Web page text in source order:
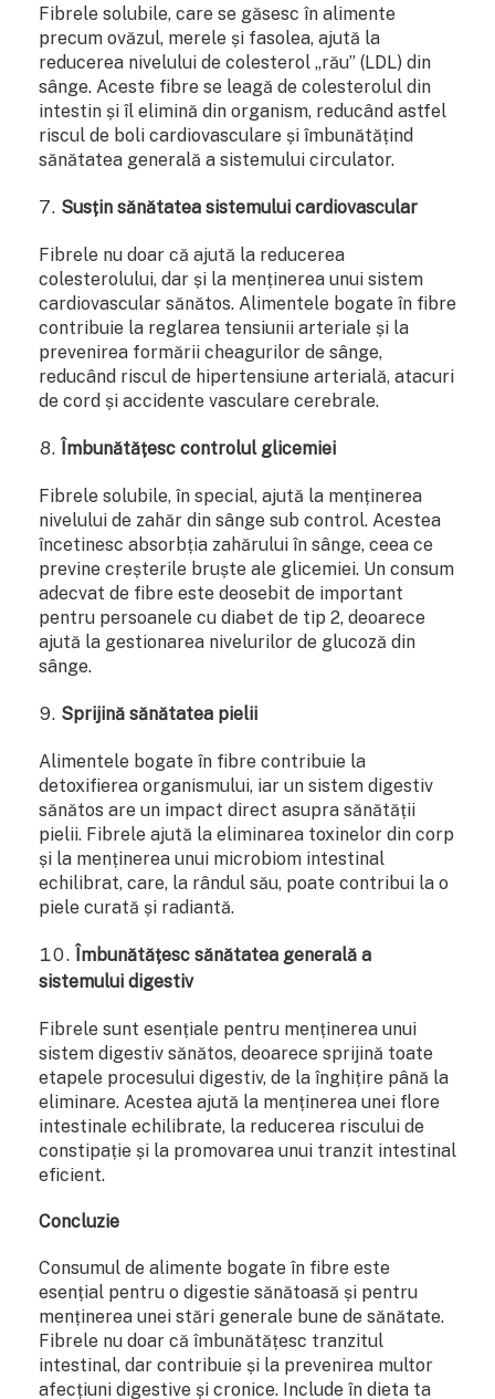
Fibrele solubile, care se găsesc în alimente
precum ovăzul, merele și fasolea, ajută la
reducerea nivelului de colesterol „rău” (LDL) din
sânge. Aceste fibre se leagă de colesterolul din
intestin și îl elimină din organism, reducând astfel
riscul de boli cardiovasculare și îmbunătățind
sănătatea generală a sistemului circulator.
Susțin sănătatea sistemului cardiovascular
Fibrele nu doar că ajută la reducerea
colesterolului, dar și la menținerea unui sistem
cardiovascular sănătos. Alimentele bogate în fibre
contribuie la reglarea tensiunii arteriale și la
prevenirea formării cheagurilor de sânge,
reducând riscul de hipertensiune arterială, atacuri
de cord și accidente vasculare cerebrale.
Îmbunătățesc controlul glicemiei
Fibrele solubile, în special, ajută la menținerea
nivelului de zahăr din sânge sub control. Acestea
încetinesc absorbția zahărului în sânge, ceea ce
previne creșterile bruște ale glicemiei. Un consum
adecvat de fibre este deosebit de important
pentru persoanele cu diabet de tip 2, deoarece
ajută la gestionarea nivelurilor de glucoză din
sânge.
Sprijină sănătatea pielii
Alimentele bogate în fibre contribuie la
detoxifierea organismului, iar un sistem digestiv
sănătos are un impact direct asupra sănătății
pielii. Fibrele ajută la eliminarea toxinelor din corp
și la menținerea unui microbiom intestinal
echilibrat, care, la rândul său, poate contribui la o
piele curată și radiantă.
Îmbunătățesc sănătatea generală a
sistemului digestiv
Fibrele sunt esențiale pentru menținerea unui
sistem digestiv sănătos, deoarece sprijină toate
etapele procesului digestiv, de la înghițire până la
eliminare. Acestea ajută la menținerea unei flore
intestinale echilibrate, la reducerea riscului de
constipație și la promovarea unui tranzit intestinal
eficient.
Concluzie
Consumul de alimente bogate în fibre este
esențial pentru o digestie sănătoasă și pentru
menținerea unei stări generale bune de sănătate.
Fibrele nu doar că îmbunătățesc tranzitul
intestinal, dar contribuie și la prevenirea multor
afecțiuni digestive și cronice. Include în dieta ta